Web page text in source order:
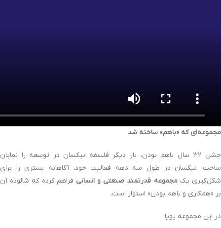
مجموعه‌ای که «باهم» ساخته شد
جشن 32 سال باهم بودن، بار دیگر فلسفه نیکسان در توسعه را نمایان
ساخت. نیکسان در طول سه دهه فعالیت خود، آگاهانه بستری را برای
شکل‌گیری یکمجموعه قدرتمند صنعتی و انسانی فراهم کرده که شالوده آن
بر «همکاری و باهم بودن» استوار است.
در این مجموعه پویا: